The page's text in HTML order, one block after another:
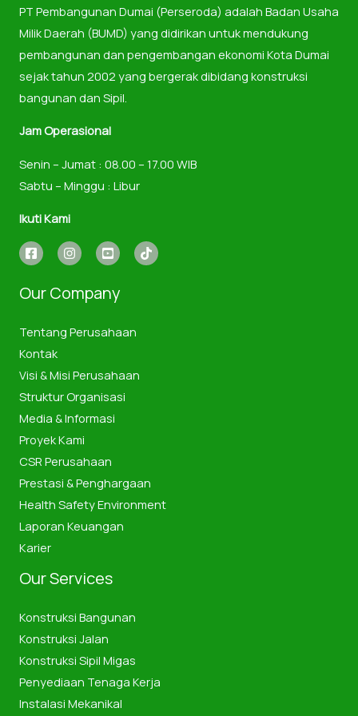
PT Pembangunan Dumai (Perseroda) adalah Badan Usaha
Milik Daerah (BUMD) yang didirikan untuk mendukung
pembangunan dan pengembangan ekonomi Kota Dumai
sejak tahun 2002 yang bergerak dibidang konstruksi
bangunan dan Sipil.
Jam Operasional
Senin – Jumat : 08.00 – 17.00 WIB
Sabtu – Minggu : Libur
Ikuti Kami
Our Company
Tentang Perusahaan
Kontak
Visi & Misi Perusahaan
Struktur Organisasi
Media & Informasi
Proyek Kami
CSR Perusahaan
Prestasi & Penghargaan
Health Safety Environment
Laporan Keuangan
Karier
Our Services
Konstruksi Bangunan
Konstruksi Jalan
Konstruksi Sipil Migas
Penyediaan Tenaga Kerja
Instalasi Mekanikal